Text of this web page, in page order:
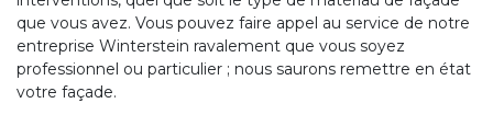
que vous avez. Vous pouvez faire appel au service de notre
entreprise Winterstein ravalement que vous soyez
professionnel ou particulier ; nous saurons remettre en état
votre façade.